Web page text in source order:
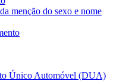
menção do sexo e nome
Único Automóvel (DUA)